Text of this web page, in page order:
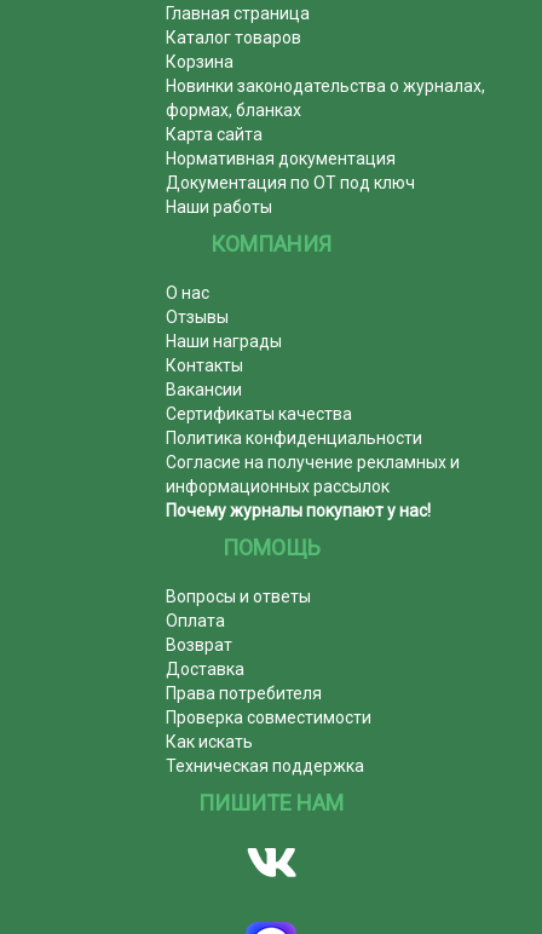
Главная страница
Каталог товаров
Корзина
Новинки законодательства о журналах,
формах, бланках
Карта сайта
Нормативная документация
Документация по ОТ под ключ
Наши работы
КОМПАНИЯ
О нас
Отзывы
Наши награды
Контакты
Вакансии
Сертификаты качества
Политика конфиденциальности
Согласие на получение рекламных и
информационных рассылок
Почему журналы покупают у нас!
ПОМОЩЬ
Вопросы и ответы
Оплата
Возврат
Доставка
Права потребителя
Проверка совместимости
Как искать
Техническая поддержка
ПИШИТЕ НАМ